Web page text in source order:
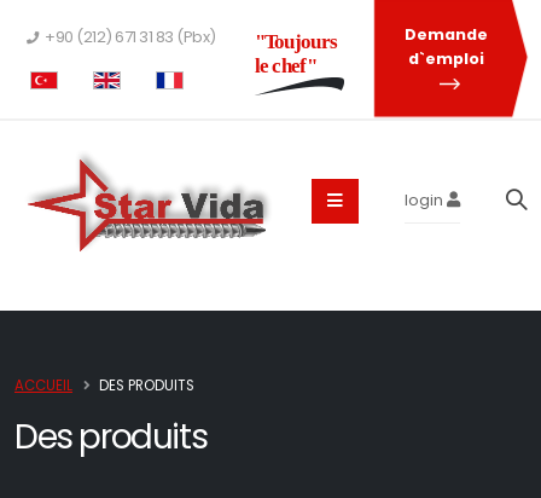
+90 (212) 671 31 83 (Pbx)
"Toujours
le chef"
Demande
d`emploi
login
Des produits
ACCUEIL DES PRODUITS